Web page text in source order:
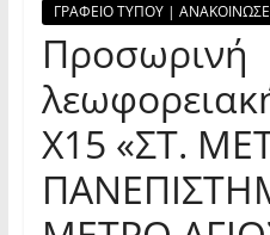
ΓΡΑΦΕΙΟ ΤΥΠΟΥ |
Προσωρινή
Χ15 «ΣΤ.